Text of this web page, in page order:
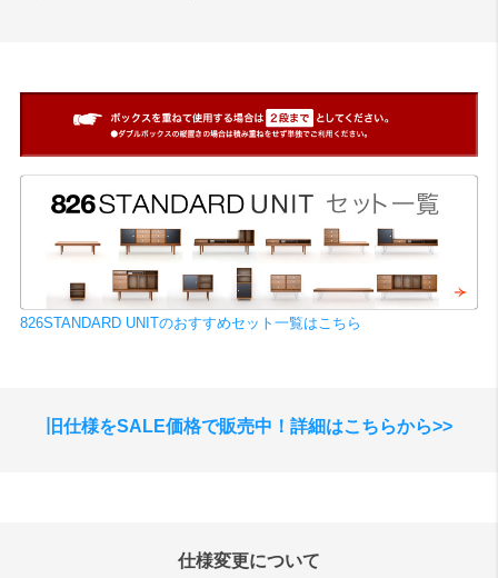
826STANDARD UNITのおすすめセット一覧はこちら
旧仕様をSALE価格で販売中！詳細はこちらから>>
仕様変更について